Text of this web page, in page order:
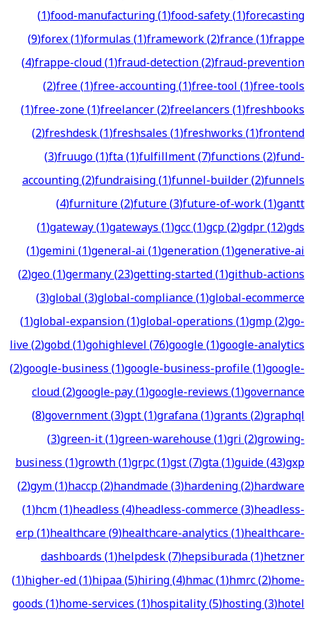
(1)food-manufacturing(1)food-safety(1)forecasting
(9)forex(1)formulas(1)framework(2)france(1)frappe
(4)frappe-cloud(1)fraud-detection(2)fraud-prevention
(2)free(1)free-accounting(1)free-tool(1)free-tools
(1)free-zone(1)freelancer(2)freelancers(1)freshbooks
(2)freshdesk(1)freshsales(1)freshworks(1)frontend
(3)fruugo(1)fta(1)fulfillment(7)functions(2)fund-
accounting(2)fundraising(1)funnel-builder(2)funnels
(4)furniture(2)future(3)future-of-work(1)gantt
(1)gateway(1)gateways(1)gcc(1)gcp(2)gdpr(12)gds
(1)gemini(1)general-ai(1)generation(1)generative-ai
(2)geo(1)germany(23)getting-started(1)github-actions
(3)global(3)global-compliance(1)global-ecommerce
(1)global-expansion(1)global-operations(1)gmp(2)go-
live(2)gobd(1)gohighlevel(76)google(1)google-analytics
(2)google-business(1)google-business-profile(1)google-
cloud(2)google-pay(1)google-reviews(1)governance
(8)government(3)gpt(1)grafana(1)grants(2)graphql
(3)green-it(1)green-warehouse(1)gri(2)growing-
business(1)growth(1)grpc(1)gst(7)gta(1)guide(43)gxp
(2)gym(1)haccp(2)handmade(3)hardening(2)hardware
(1)hcm(1)headless(4)headless-commerce(3)headless-
erp(1)healthcare(9)healthcare-analytics(1)healthcare-
dashboards(1)helpdesk(7)hepsiburada(1)hetzner
(1)higher-ed(1)hipaa(5)hiring(4)hmac(1)hmrc(2)home-
goods(1)home-services(1)hospitality(5)hosting(3)hotel